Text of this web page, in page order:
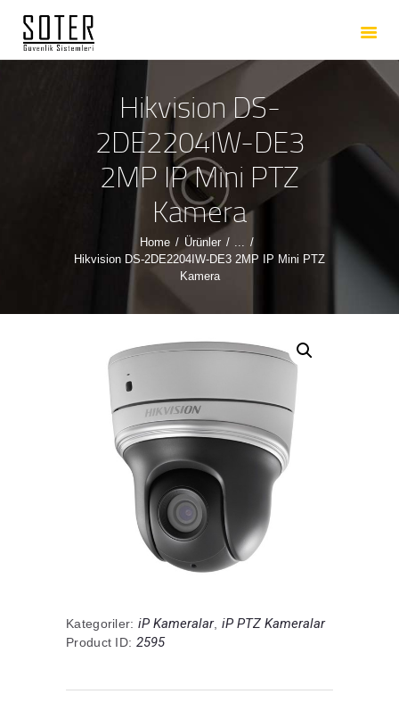
Hikvision DS-
2DE2204IW-DE3
2MP IP Mini PTZ
Kamera
Home Ürünler
...
Hikvision DS-2DE2204IW-DE3 2MP IP Mini PTZ
Kamera
ANASAYFA
HAKKIMIZDA
HIZMETLERIMIZ
ÜRÜNLERIMIZ
REFERANSLARIMIZ
İLETIŞIM
Kategoriler: iP Kameralar, iP PTZ Kameralar
Product ID: 2595